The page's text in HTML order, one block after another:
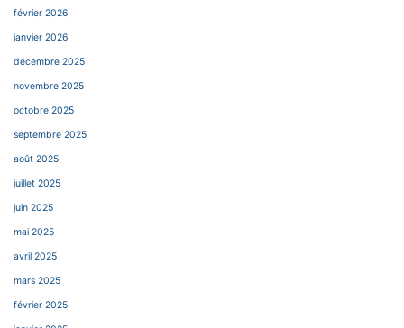
février 2026
janvier 2026
décembre 2025
novembre 2025
octobre 2025
septembre 2025
août 2025
juillet 2025
juin 2025
mai 2025
avril 2025
mars 2025
février 2025